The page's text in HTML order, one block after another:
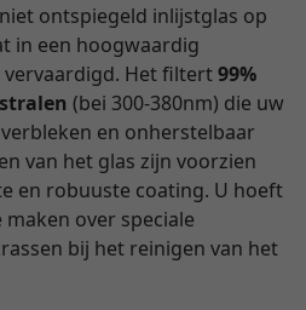
ontspiegeld inlijstglas op
in een hoogwaardig
Het filtert99%
(bei 300-380nm) die uw
en onherstelbaar
van het glas zijn voorzien
en robuuste coating. U hoeft
over speciale
bij het reinigen van het